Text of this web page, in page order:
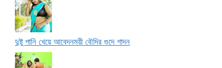
দুষ্টু পানি খেয়ে আবেদনময়ী বৌদির গুদে গাদন